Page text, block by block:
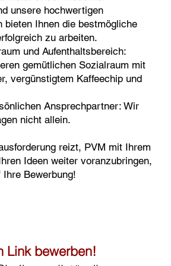
unsere hochwertigen
bieten Ihnen die bestmögliche
zu arbeiten.
und Aufenthaltsbereich:
gemütlichen Sozialraum mit
vergünstigtem Kaffeechip und
Ansprechpartner: Wir
nicht allein.
reizt, PVM mit Ihrem
Ideen weiter voranzubringen,
Bewerbung!
Link bewerben!